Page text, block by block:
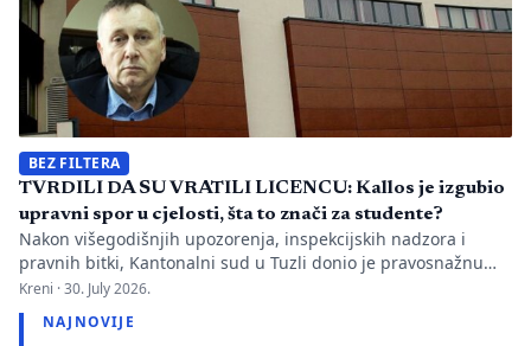
BEZ FILTERA
TVRDILI DA SU VRATILI LICENCU: Kallos je izgubio
upravni spor u cjelosti, šta to znači za studente?
Nakon višegodišnjih upozorenja, inspekcijskih nadzora i
pravnih bitki, Kantonalni sud u Tuzli donio je pravosnažnu
presudu kojom se definitivno potvrđuje trajna zabrana rada
Evropskom univerzitetu „Kallos“. Dok sud konstatuje drastične
manjkavosti u kadru, ključno pitanje ostaje bez odgovora:
Kreni ·30. July 2026.
NAJNOVIJE